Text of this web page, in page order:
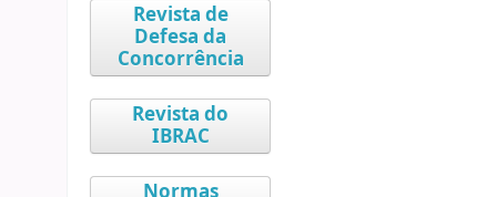
Revista de
Defesa da
Concorrência
Revista do
IBRAC